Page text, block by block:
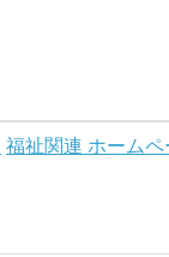
福祉関連 ホーム